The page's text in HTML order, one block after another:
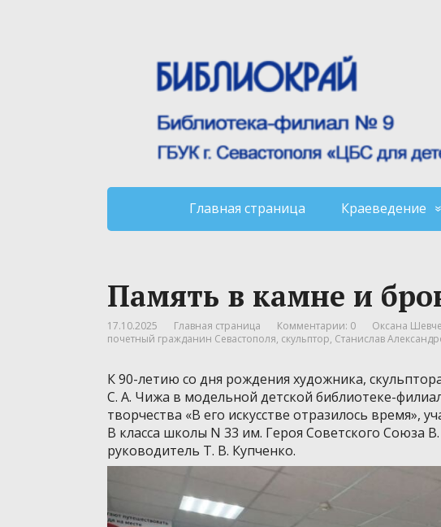
Главная страница Краеведение
Память в камне и
17.10.2025 Главная страница Комментарии: 0 Оксана
почетный гражданин Севастополя, скульптор, Станислав
К 90-летию со дня рождения художника,
С. А. Чижа в модельной детской библиотеке-
творчества «В его искусстве отразилось время»,
В класса школы N 33 им. Героя Советского Союза
руководитель Т. В. Купченко.